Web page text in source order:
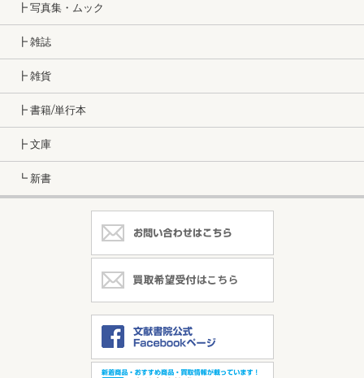
┣ 写真集・ムック
┣ 雑誌
┣ 雑貨
┣ 書籍/単行本
┣ 文庫
┗ 新書